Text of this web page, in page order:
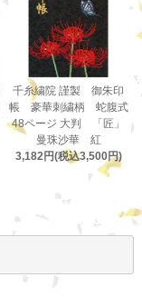
千糸繍院 謹製 御朱印
帳 豪華刺繍柄 蛇腹式
48ページ 大判 「匠」
曼珠沙華 紅
3,182円(税込3,500円)